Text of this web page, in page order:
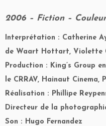
2006 – Fiction –
Interprétation : Catherine
de Waart Hottart, Violette
Production : King’s Group
le CRRAV, Hainaut
Réalisation : Phillipe
Directeur de la
Son : Hugo Fernandez